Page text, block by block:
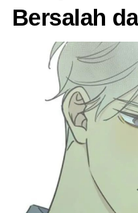
Bersalah